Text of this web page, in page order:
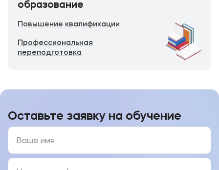
образование
Повышение квалификации
Профессиональная
переподготовка
Оставьте заявку на обучение